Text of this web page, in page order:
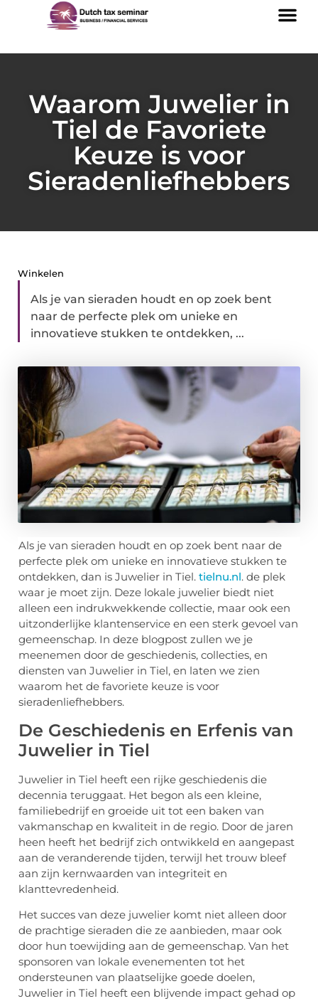
Waarom Juwelier in
Tiel de Favoriete
Keuze is voor
Sieradenliefhebbers
Winkelen
Als je van sieraden houdt en op zoek bent
naar de perfecte plek om unieke en
innovatieve stukken te ontdekken, ...
Als je van sieraden houdt en op zoek bent naar de
perfecte plek om unieke en innovatieve stukken te
ontdekken, dan is Juwelier in Tiel. tielnu.nl. de plek
waar je moet zijn. Deze lokale juwelier biedt niet
alleen een indrukwekkende collectie, maar ook een
uitzonderlijke klantenservice en een sterk gevoel van
gemeenschap. In deze blogpost zullen we je
meenemen door de geschiedenis, collecties, en
diensten van Juwelier in Tiel, en laten we zien
waarom het de favoriete keuze is voor
sieradenliefhebbers.
De Geschiedenis en Erfenis van
Juwelier in Tiel
Juwelier in Tiel heeft een rijke geschiedenis die
decennia teruggaat. Het begon als een kleine,
familiebedrijf en groeide uit tot een baken van
vakmanschap en kwaliteit in de regio. Door de jaren
heen heeft het bedrijf zich ontwikkeld en aangepast
aan de veranderende tijden, terwijl het trouw bleef
aan zijn kernwaarden van integriteit en
klanttevredenheid.
Het succes van deze juwelier komt niet alleen door
de prachtige sieraden die ze aanbieden, maar ook
door hun toewijding aan de gemeenschap. Van het
sponsoren van lokale evenementen tot het
ondersteunen van plaatselijke goede doelen,
Juwelier in Tiel heeft een blijvende impact gehad op